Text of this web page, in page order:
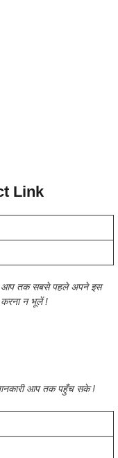
Link
आप तक सबसे पहले अपने इस
करना न भूलें !
आप तक पहुँच सके !